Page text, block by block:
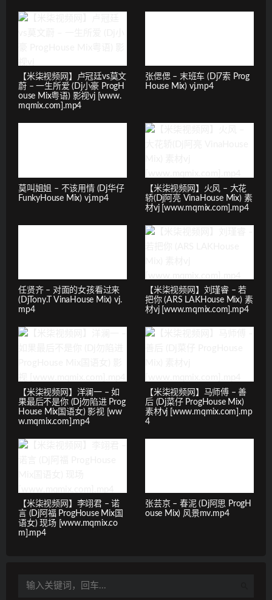
【米柒视频网】卢冠廷vs莫文
蔚 – 一生所爱 (Dj小豪 ProgH
ouse Mix粤语) 影视vj [www.
mqmix.com].mp4
张偲偲 – 末班车 (Dj7索 Prog
House Mix) vj.mp4
莫叫姐姐 – 不该用情 (Dj华仔
FunkyHouse Mix) vj.mp4
【米柒视频网】火风 – 大花
轿(Dj阿亮 VinaHouse Mix) 素
材vj [www.mqmix.com].mp4
任贤齐 – 对面的女孩看过来
(DjTony.T VinaHouse Mix) vj.
mp4
【米柒视频网】刘瑾睿 – 若
把你 (ARS LAKHouse Mix) 素
材vj [www.mqmix.com].mp4
【米柒视频网】洋澜一 – 如
果最后不是你 (Dj勿陷进 Prog
House Mix国语女) 影视 [ww
w.mqmix.com].mp4
【米柒视频网】马师傅 – 善
后 (Dj菜仔 ProgHouse Mix)
素材vj [www.mqmix.com].mp
4
【米柒视频网】李翊君 – 诺
言 (Dj阿福 ProgHouse Mix国
语女) 现场 [www.mqmix.co
m].mp4
张芸京 – 春泥 (Dj阿思 ProgH
ouse Mix) 风景mv.mp4